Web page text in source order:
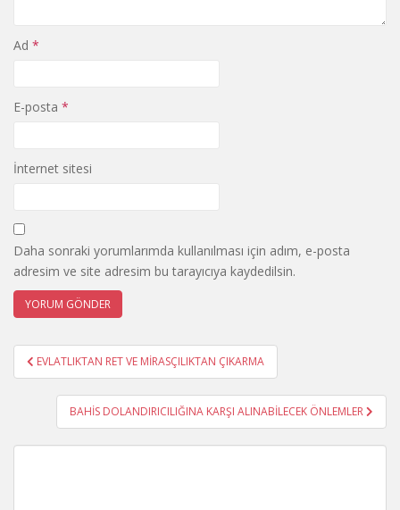
Ad *
E-posta *
İnternet sitesi
Daha sonraki yorumlarımda kullanılması için adım, e-posta
adresim ve site adresim bu tarayıcıya kaydedilsin.
Yazı
gezinmesi
EVLATLIKTAN RET VE MİRASÇILIKTAN ÇIKARMA
BAHİS DOLANDIRICILIĞINA KARŞI ALINABİLECEK ÖNLEMLER